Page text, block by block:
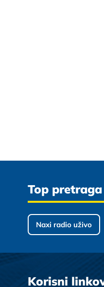
Top
Naxi radio uživo
Korisni